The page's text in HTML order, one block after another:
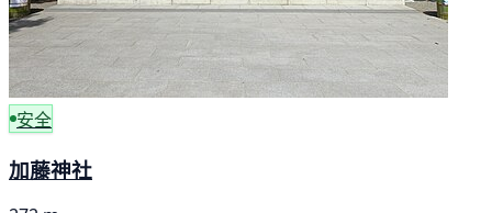
安全
加藤神社